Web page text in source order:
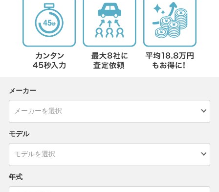
メーカー
モデル
年式